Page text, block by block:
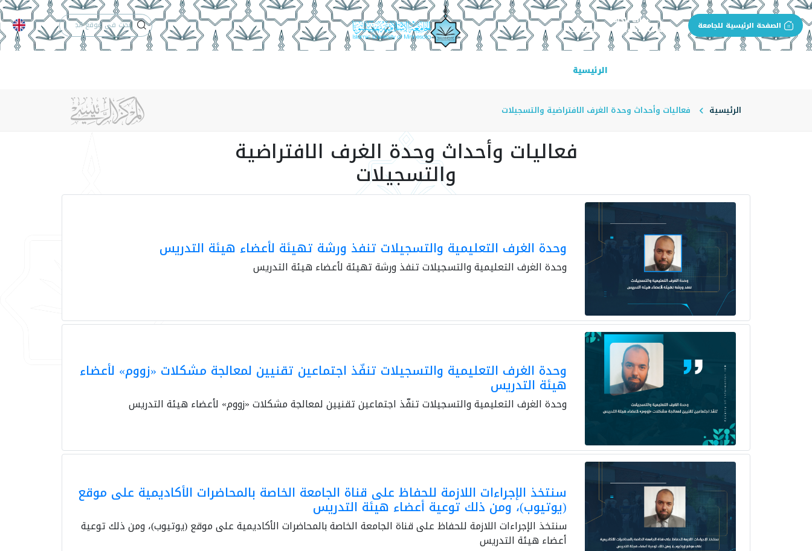
الصفحة الرئيسية للجامعة بوابة الجهة
وحدة الغرف الافتراضية والتسجيلات التقويم الجامعي
الرئيسية
الرئيسية فعاليات وأحداث وحدة الغرف الافتراضية والتسجيلات
فعاليات وأحداث وحدة الغرف الافتراضية
والتسجيلات
وحدة الغرف التعليمية والتسجيلات تنفذ ورشة تهيئة لأعضاء هيئة التدريس
وحدة الغرف التعليمية والتسجيلات تنفذ ورشة تهيئة لأعضاء هيئة التدريس
وحدة الغرف التعليمية والتسجيلات تنفّذ اجتماعين تقنيين لمعالجة مشكلات «زووم» لأعضاء
هيئة التدريس
وحدة الغرف التعليمية والتسجيلات تنفّذ اجتماعين تقنيين لمعالجة مشكلات «زووم» لأعضاء هيئة التدريس
سنتخذ الإجراءات اللازمة للحفاظ على قناة الجامعة الخاصة بالمحاضرات الأكاديمية على موقع
(يوتيوب)، ومن ذلك توعية أعضاء هيئة التدريس
سنتخذ الإجراءات اللازمة للحفاظ على قناة الجامعة الخاصة بالمحاضرات الأكاديمية على موقع (يوتيوب)، ومن ذلك توعية
أعضاء هيئة التدريس